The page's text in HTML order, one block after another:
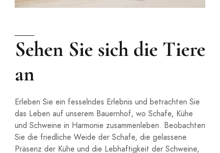
Sehen Sie sich die Tiere
an
Erleben Sie ein fesselndes Erlebnis und betrachten Sie
das Leben auf unserem Bauernhof, wo Schafe, Kühe
und Schweine in Harmonie zusammenleben. Beobachten
Sie die friedliche Weide der Schafe, die gelassene
Präsenz der Kühe und die Lebhaftigkeit der Schweine,